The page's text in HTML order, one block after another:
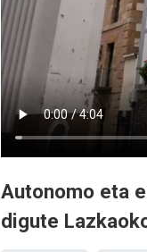
Autonomo eta
digute